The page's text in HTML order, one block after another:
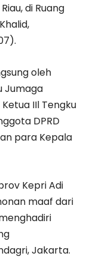
di Ruang
oleh
Jumaga
IIl Tengku
DPRD
para Kepala
Kepri Adi
maaf dari
Jakarta.